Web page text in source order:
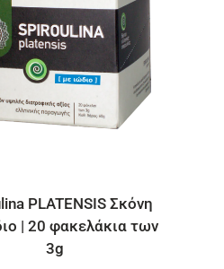
7 Days Power | Spiroulina
15.00€ 12.90